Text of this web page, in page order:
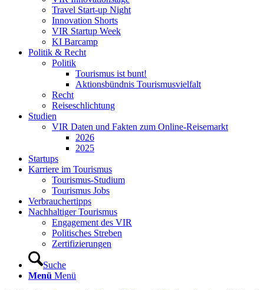
Travel Start-up Night
Innovation Shorts
VIR Startup Week
KI Barcamp
Politik & Recht
Politik
Tourismus ist bunt!
Aktionsbündnis Tourismusvielfalt
Recht
Reiseschlichtung
Studien
VIR Daten und Fakten zum Online-Reisemarkt
2026
2025
Startups
Karriere im Tourismus
Tourismus-Studium
Tourismus Jobs
Verbrauchertipps
Nachhaltiger Tourismus
Engagement des VIR
Politisches Streben
Zertifizierungen
Suche
Menü Menü